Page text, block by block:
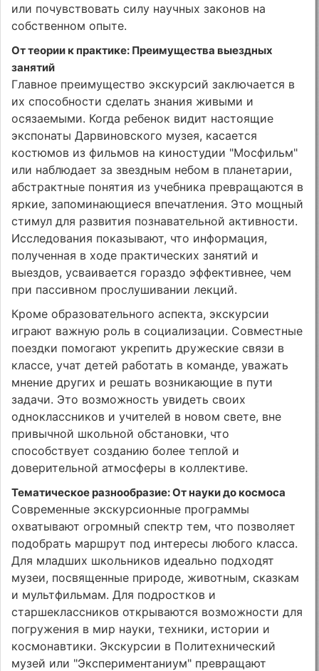
или почувствовать силу научных законов на
собственном опыте.
От теории к практике: Преимущества выездных
занятий
Главное преимущество экскурсий заключается в
их способности сделать знания живыми и
осязаемыми. Когда ребенок видит настоящие
экспонаты Дарвиновского музея, касается
костюмов из фильмов на киностудии "Мосфильм"
или наблюдает за звездным небом в планетарии,
абстрактные понятия из учебника превращаются в
яркие, запоминающиеся впечатления. Это мощный
стимул для развития познавательной активности.
Исследования показывают, что информация,
полученная в ходе практических занятий и
выездов, усваивается гораздо эффективнее, чем
при пассивном прослушивании лекций.
Кроме образовательного аспекта, экскурсии
играют важную роль в социализации. Совместные
поездки помогают укрепить дружеские связи в
классе, учат детей работать в команде, уважать
мнение других и решать возникающие в пути
задачи. Это возможность увидеть своих
одноклассников и учителей в новом свете, вне
привычной школьной обстановки, что
способствует созданию более теплой и
доверительной атмосферы в коллективе.
Тематическое разнообразие: От науки до космоса
Современные экскурсионные программы
охватывают огромный спектр тем, что позволяет
подобрать маршрут под интересы любого класса.
Для младших школьников идеально подходят
музеи, посвященные природе, животным, сказкам
и мультфильмам. Для подростков и
старшеклассников открываются возможности для
погружения в мир науки, техники, истории и
космонавтики. Экскурсии в Политехнический
музей или "Экспериментаниум" превращают